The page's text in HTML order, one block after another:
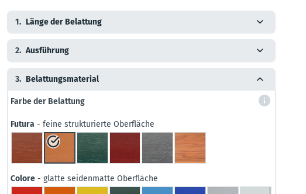
1. Länge der Belattung
2. Ausführung
3. Belattungsmaterial
Farbe der Belattung
Futura - feine strukturierte Oberfläche
Colore - glatte seidenmatte Oberfläche